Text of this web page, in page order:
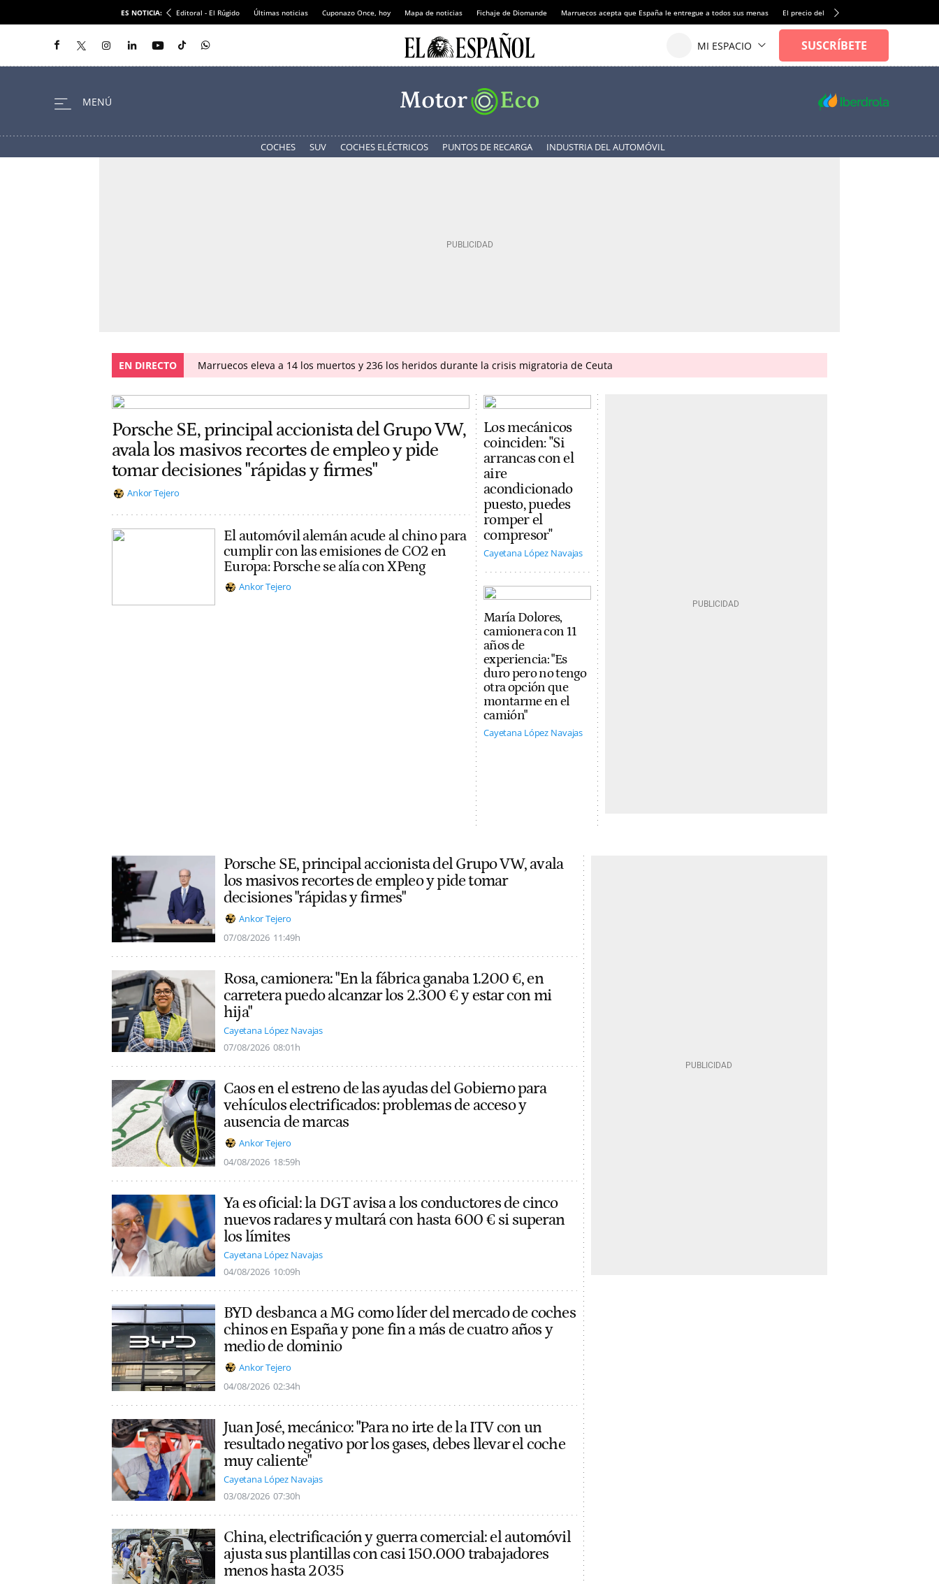
ES NOTICIA: Editoral - El Rúgido Últimas noticias Cuponazo Once, hoy Mapa de noticias Fichaje de Diomande Marruecos acepta que España le entregue a todos sus menas El precio del alquiler de vivienda baja por
COCHES SUV COCHES ELÉCTRICOS PUNTOS DE RECARGA INDUSTRIA DEL AUTOMÓVIL
EN DIRECTO Marruecos eleva a 14 los muertos y 236 los heridos durante la crisis migratoria de Ceuta
Porsche SE, principal accionista del Grupo VW,
avala los masivos recortes de empleo y pide
tomar decisiones "rápidas y firmes"
Ankor Tejero
El automóvil alemán acude al chino para
cumplir con las emisiones de CO2 en
Europa: Porsche se alía con XPeng
Ankor Tejero
Los mecánicos
coinciden: "Si
arrancas con el
aire
acondicionado
puesto, puedes
romper el
compresor"
Cayetana López Navajas
María Dolores,
camionera con 11
años de
experiencia: "Es
duro pero no tengo
otra opción que
montarme en el
camión"
Cayetana López Navajas
Porsche SE, principal accionista del Grupo VW, avala
los masivos recortes de empleo y pide tomar
decisiones "rápidas y firmes"
Ankor Tejero
07/08/2026 11:49h
Rosa, camionera: "En la fábrica ganaba 1.200 €, en
carretera puedo alcanzar los 2.300 € y estar con mi
hija"
Cayetana López Navajas
07/08/2026 08:01h
Caos en el estreno de las ayudas del Gobierno para
vehículos electrificados: problemas de acceso y
ausencia de marcas
Ankor Tejero
04/08/2026 18:59h
Ya es oficial: la DGT avisa a los conductores de cinco
nuevos radares y multará con hasta 600 € si superan
los límites
Cayetana López Navajas
04/08/2026 10:09h
BYD desbanca a MG como líder del mercado de coches
chinos en España y pone fin a más de cuatro años y
medio de dominio
Ankor Tejero
04/08/2026 02:34h
Juan José, mecánico: "Para no irte de la ITV con un
resultado negativo por los gases, debes llevar el coche
muy caliente"
Cayetana López Navajas
03/08/2026 07:30h
China, electrificación y guerra comercial: el automóvil
ajusta sus plantillas con casi 150.000 trabajadores
menos hasta 2035